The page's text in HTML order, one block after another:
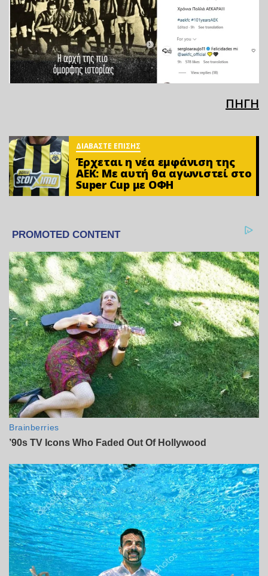
ΠΗΓΗ
ΔΙΑΒΑΣΤΕ ΕΠΙΣΗΣ
Έρχεται η νέα εμφάνιση της
ΑΕΚ: Με αυτή θα αγωνιστεί στο
Super Cup με ΟΦΗ